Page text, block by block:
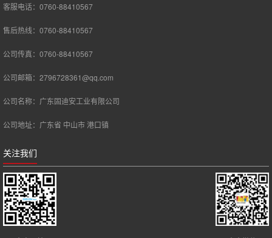
客服电话：0760-88410567
售后热线：0760-88410567
公司传真：0760-88410567
公司邮箱：2796728361@qq.com
公司名称：广东固迪安工业有限公司
公司地址：广东省 中山市 港口镇
关注我们